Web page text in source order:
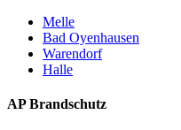
Melle
Bad Oyenhausen
Warendorf
Halle
AP Brandschutz